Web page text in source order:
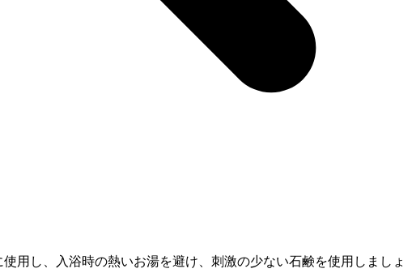
用し、入浴時の熱いお湯を避け、刺激の少ない石鹸を使用しましょ